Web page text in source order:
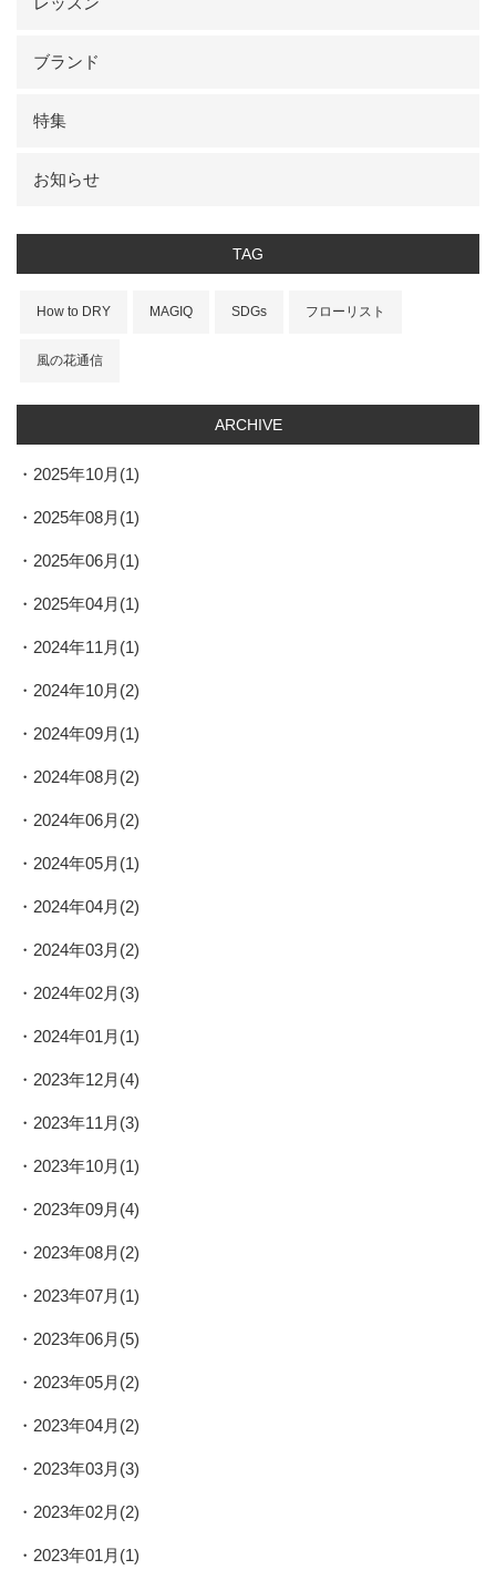
ブランド
特集
お知らせ
TAG
How to DRY MAGIQ SDGs フローリスト
風の花通信
ARCHIVE
2025年10月(1)
2025年08月(1)
2025年06月(1)
2025年04月(1)
2024年11月(1)
2024年10月(2)
2024年09月(1)
2024年08月(2)
2024年06月(2)
2024年05月(1)
2024年04月(2)
2024年03月(2)
2024年02月(3)
2024年01月(1)
2023年12月(4)
2023年11月(3)
2023年10月(1)
2023年09月(4)
2023年08月(2)
2023年07月(1)
2023年06月(5)
2023年05月(2)
2023年04月(2)
2023年03月(3)
2023年02月(2)
2023年01月(1)